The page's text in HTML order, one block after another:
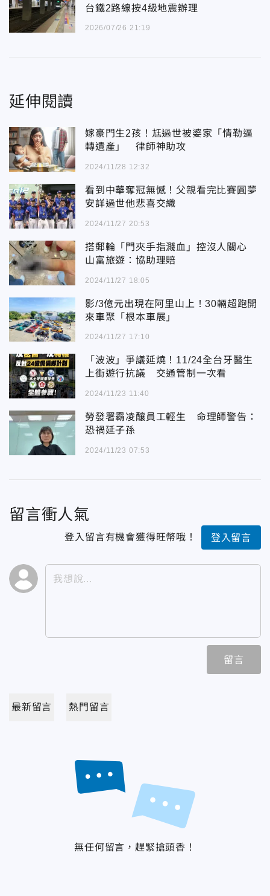
台鐵2路線按4級地震辦理
2026/07/26 21:19
延伸閱讀
嫁豪門生2孩！尪過世被婆家「情勒逼
轉遺產」 律師神助攻
2024/11/28 12:32
看到中華奪冠無憾！父親看完比賽圓夢
安詳過世他悲喜交織
2024/11/27 20:53
搭郵輪「門夾手指濺血」控沒人關心
山富旅遊：協助理賠
2024/11/27 18:05
影/3億元出現在阿里山上！30輛超跑開
來車聚「根本車展」
2024/11/27 17:10
「波波」爭議延燒！11/24全台牙醫生
上街遊行抗議 交通管制一次看
2024/11/23 11:40
勞發署霸凌釀員工輕生 命理師警告：
恐禍延子孫
2024/11/23 07:53
留言衝人氣
登入留言有機會獲得旺幣哦！ 登入留言
留言
最新留言 熱門留言
無任何留言，趕緊搶頭香！